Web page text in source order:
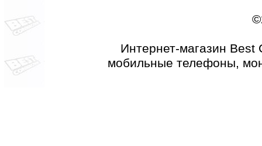
Интернет-магазин Best
мобильные телефоны,